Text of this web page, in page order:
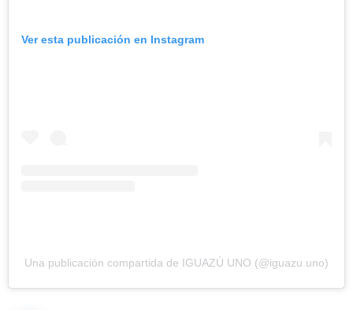
Ver esta publicación en Instagram
Una publicación compartida de IGUAZÚ UNO (@iguazu.uno)